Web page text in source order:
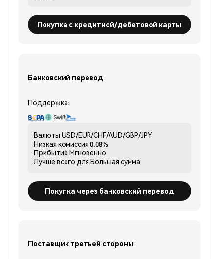
Покупка с кредитной/дебетовой карты
Банковский перевод
Поддержка:
Валюты USD/EUR/CHF/AUD/GBP/JPY
Низкая комиссия 0.08%
Прибытие Мгновенно
Лучше всего для Большая сумма
Покупка через банковский перевод
Поставщик третьей стороны